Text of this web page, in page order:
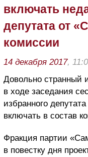
включать
депутата от
комиссии
14 декабря 2017,
Довольно странный
в ходе заседания
избранного
включать в состав
Фракция партии
в повестку дня